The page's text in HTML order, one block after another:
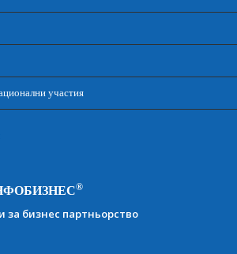
участия
®
за бизнес партньорство